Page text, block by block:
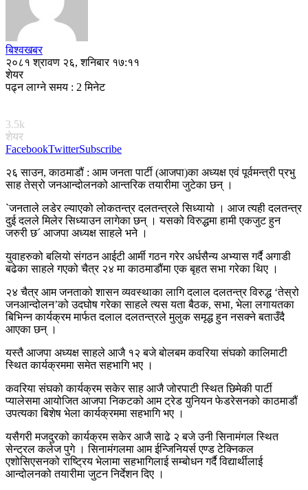
बिश्वखबर
२०८१ श्रावण २६, शनिबार १७:११
शेयर
पढ्न लाग्ने समय : 2 मिनेट
3.5k
शेयर
FacebookTwitterSubscribe
२६ साउन, काठमाडौं : आम जनता पार्टी (आजपा)का अध्यक्ष एवं पूर्वमन्त्री प्रभु
साह तेस्रो जनआन्दोलनको आन्तरिक तयारीमा जुटेका छन् ।
`जनताले लडेर ल्याएको लोकतन्त्र दलतन्त्रले सिध्यायो । आज त्यही दलतन्त्र
दुई दलले मिलेर सिध्याउन लागेका छन् । यसको विरुद्धमा हामी एकजुट हुन
जरुरी छ´ आजपा अध्यक्ष साहले भने ।
युवाहरुको बलियो संगठन आईटी आर्मी गठन गरेर अर्धसैन्य अभ्यास गर्दै अगाडी
बढेका साहले गएको चैत्र २४ मा काठमाडौंमा एक बृहत सभा गरेका थिए ।
२४ चैत्र आम जनताको शासन व्यवस्थाका लागि दलाल दलतन्त्र विरुद्ध ‘तेस्रो
जनआन्दोलन’को उदघोष गरेका साहले त्यस यता बैठक, सभा, भेला लगायतका
बिभिन्न कार्यक्रम मार्फत दलाल दलतन्त्रले मुलुक समृद्ध हुन नसक्ने बताउँदै
आएका छन् ।
यस्तै आजपा अध्यक्ष साहले आजै १२ बजे बोलबम कवरिया संघको कालिमाटी
स्थित कार्यक्रममा समेत सहभागि भए ।
कवरिया संघको कार्यक्रम सकेर साह आजै जोरपाटी स्थित छिमेकी पार्टी
प्यालेसमा आयोजित आजपा निकटको आम ट्रेड युनियन फेडरेसनको काठमाडौं
उपत्यका बिशेष भेला कार्यक्रममा सहभागि भए ।
यसैगरी मजदुरको कार्यक्रम सकेर आजै साढे २ बजे उनी सिनामंगल स्थित
सेन्ट्रल कलेज पुगे । सिनामंगलमा आम ईन्जिनियर्स एण्ड टेक्निकल
एशोसिएसनको राष्ट्रिय भेलामा सहभागिलाई सम्बोधन गर्दै विद्यार्थीलाई
आन्दोलनको तयारीमा जुटन निर्देशन दिए ।